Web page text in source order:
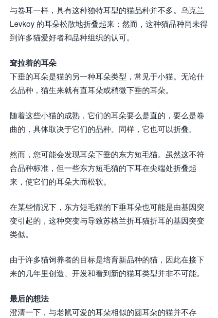
与卷耳一样，具有这种独特耳型的猫品种并不多。乌克兰
Levkoy 的耳朵松散地折叠起来；然而，这种猫品种尚未得
到许多猫爱好者和品种组织的认可。
耷拉着的耳朵
下垂的耳朵是猫的另一种耳朵类型，常见于小猫。无论什
么品种，猫生来就有直耳朵或稍微下垂的耳朵。
随着这些小猫的成熟，它们的耳朵要么是直的，要么是卷
曲的，具体取决于它们的品种。同样，它也可以折叠。
然而，您可能会发现耳朵下垂的东方短毛猫。虽然这不符
合品种标准，但一些东方短毛猫的下耳在尖端处折叠起
来，使它们的耳朵大而松软。
在某些情况下，东方短毛猫的下垂耳朵也可能是由基因突
变引起的，这种突变与导致苏格兰折耳猫折耳的基因突变
类似。
由于许多猫饲养者的目标是培育新品种的猫，因此在接下
来的几年里创造、开发和看到新的猫耳类型并非不可能。
最后的想法
澄清一下，与老鼠可爱的耳朵相似的圆耳朵的猫并不存